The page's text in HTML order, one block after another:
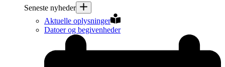
Seneste nyheder
Aktuelle oplysninger
Datoer og begivenheder